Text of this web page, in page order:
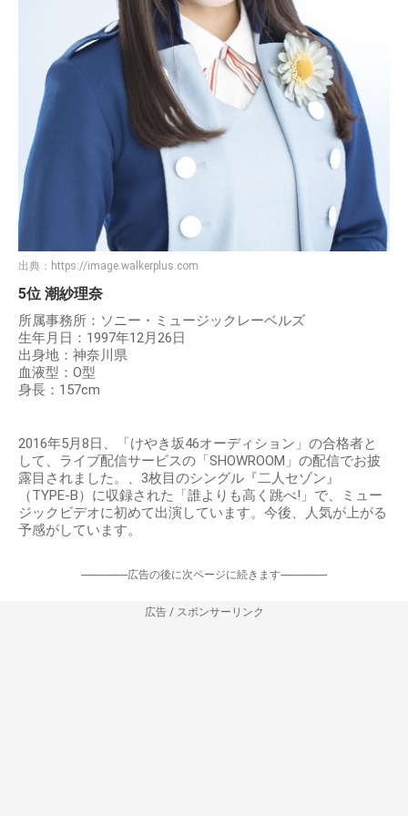
出典： https://image.walkerplus.com
5位 潮紗理奈
所属事務所：ソニー・ミュージックレーベルズ
生年月日：1997年12月26日
出身地：神奈川県
血液型：O型
身長：157cm
2016年5月8日、「けやき坂46オーディション」の合格者と
して、ライブ配信サービスの「SHOWROOM」の配信でお披
露目されました。、3枚目のシングル『二人セゾン』
（TYPE-B）に収録された「誰よりも高く跳べ!」で、ミュー
ジックビデオに初めて出演しています。今後、人気が上がる
予感がしています。
-----------------広告の後に次ページに続きます-----------------
広告 / スポンサーリンク